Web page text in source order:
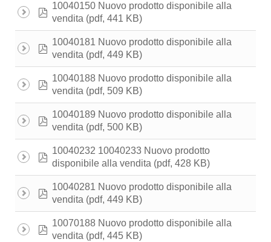
pdf
10040150 Nuovo prodotto disponibile alla
vendita (pdf, 441 KB)
pdf
10040181 Nuovo prodotto disponibile alla
vendita (pdf, 449 KB)
pdf
10040188 Nuovo prodotto disponibile alla
vendita (pdf, 509 KB)
pdf
10040189 Nuovo prodotto disponibile alla
vendita (pdf, 500 KB)
pdf
10040232 10040233 Nuovo prodotto
disponibile alla vendita (pdf, 428 KB)
pdf
10040281 Nuovo prodotto disponibile alla
vendita (pdf, 449 KB)
pdf
10070188 Nuovo prodotto disponibile alla
vendita (pdf, 445 KB)